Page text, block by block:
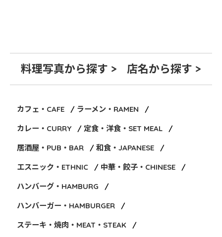
料理写真から探す > 店名から探す >
カフェ・CAFE ラーメン・RAMEN
カレー・CURRY 定食・洋食・SET MEAL
居酒屋・PUB・BAR 和食・JAPANESE
エスニック・ETHNIC 中華・餃子・CHINESE
ハンバーグ・HAMBURG
ハンバーガー・HAMBURGER
ステーキ・焼肉・MEAT・STEAK